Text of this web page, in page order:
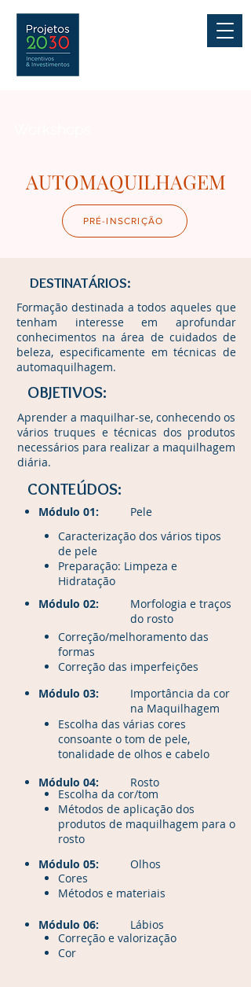
AUTOMAQUILHAGEM
PRÉ-INSCRIÇÃO
DESTINATÁRIOS:
Formação destinada a todos aqueles que
tenham interesse em aprofundar
conhecimentos na área de cuidados de
beleza, especificamente em técnicas de
automaquilhagem.
OBJETIVOS:
Aprender a maquilhar-se, conhecendo os
vários truques e técnicas dos produtos
necessários para realizar a maquilhagem
diária.
CONTEÚDOS:
Módulo 01: Pele
Módulo 02:
Morfologia e traços
do rosto
Módulo 03:
Importância da cor
na Maquilhagem
Módulo 04: Rosto
Módulo 05: Olhos
Módulo 06: Lábios
Cores
Métodos e materiais
Escolha da cor/tom
Métodos de aplicação dos
produtos de maquilhagem para o
rosto
Correção e valorização
Cor
Caracterização dos vários tipos
de pele
Preparação: Limpeza e
Hidratação
Correção/melhoramento das
formas
Correção das imperfeições
Escolha das várias cores
consoante o tom de pele,
tonalidade de olhos e cabelo